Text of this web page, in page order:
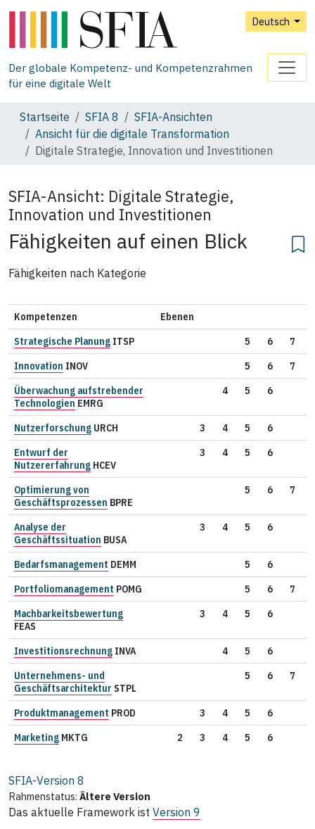
Deutsch
Der globale Kompetenz- und Kompetenzrahmen
für eine digitale Welt
Startseite SFIA 8
SFIA‑Ansichten
Ansicht für die digitale Transformation
Digitale Strategie, Innovation und Investitionen
SFIA-Ansicht: Digitale Strategie,
Innovation und Investitionen
Fähigkeiten auf einen Blick
Fähigkeiten nach Kategorie
Kompetenzen
Ebenen
Strategische Planung ITSP 5 6
7
Innovation INOV 5 6
7
Überwachung aufstrebender
Technologien EMRG
4 5 6
Nutzerforschung URCH 3 4 5
6
Entwurf der
Nutzererfahrung HCEV
3 4 5 6
Optimierung von
Geschäftsprozessen BPRE
5 6 7
Analyse der
Geschäftssituation BUSA
3 4 5 6
Bedarfsmanagement DEMM 5
6
Portfoliomanagement POMG 5 6
7
Machbarkeitsbewertung
FEAS
3 4 5 6
Investitionsrechnung INVA 4 5
6
Unternehmens- und
Geschäftsarchitektur STPL
5 6 7
Produktmanagement PROD 3 4 5
6
Marketing MKTG 2 3 4 5 6
SFIA-Version 8
Rahmenstatus: Ältere Version
Das aktuelle Framework ist Version 9